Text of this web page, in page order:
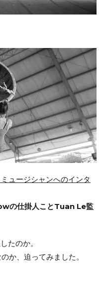
ュージシャンへのインタ
の仕掛人ことTuan Le監
たのか。
か、迫ってみました。